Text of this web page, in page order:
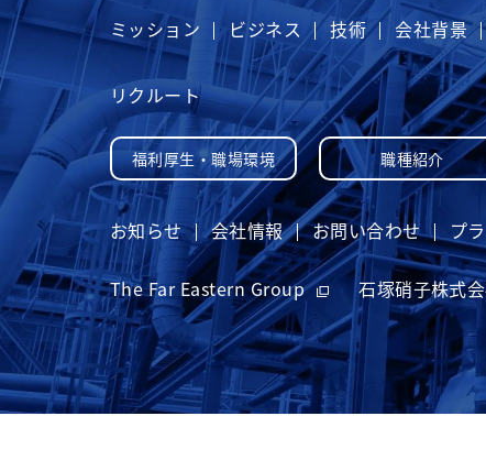
ミッション ビジネス 技術 会社背景
リクルート
福利厚生・職場環境 職種紹介
お知らせ 会社情報 お問い合わせ プ
The Far Eastern Group 石塚硝子株式